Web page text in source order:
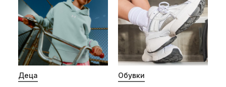
Деца Обувки